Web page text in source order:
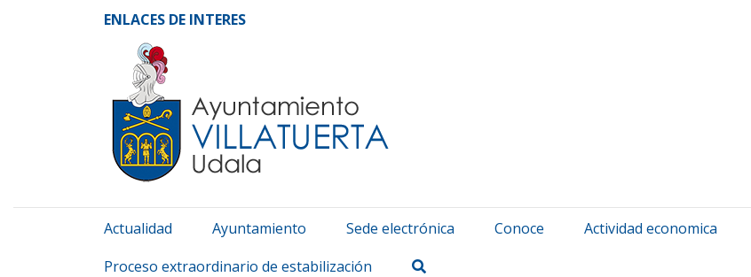
Ayuntamiento de Villatuerta Udala
ENLACES DE INTERES
Actualidad Ayuntamiento Sede electrónica Conoce Actividad economica
Proceso extraordinario de estabilización